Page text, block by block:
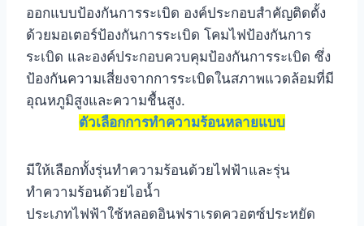
ออกแบบป้องกันการระเบิด องค์ประกอบสำคัญติดตั้ง
ด้วยมอเตอร์ป้องกันการระเบิด โคมไฟป้องกันการ
ระเบิด และองค์ประกอบควบคุมป้องกันการระเบิด ซึ่ง
ป้องกันความเสี่ยงจากการระเบิดในสภาพแวดล้อมที่มี
อุณหภูมิสูงและความชื้นสูง.
ตัวเลือกการทำความร้อนหลายแบบ
มีให้เลือกทั้งรุ่นทำความร้อนด้วยไฟฟ้าและรุ่น
ทำความร้อนด้วยไอน้ำ
ประเภทไฟฟ้าใช้หลอดอินฟราเรดควอตซ์ประหยัด